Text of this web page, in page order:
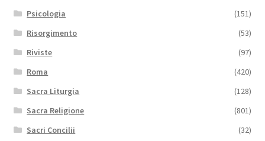
Psicologia
(151)
Risorgimento
(53)
Riviste
(97)
Roma
(420)
Sacra Liturgia
(128)
Sacra Religione
(801)
Sacri Concilii
(32)